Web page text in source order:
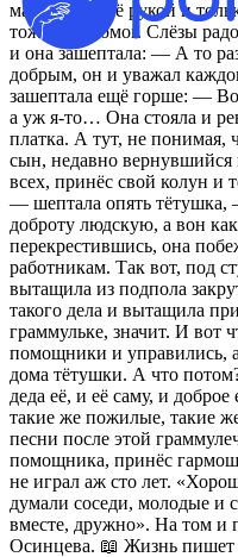
махнул на неё рукой и
тоже мне помог. Слёзы
и она зашептала: — А то
добрым, он и уважал
зашептала ещё горше: —
а уж я‑то… Она стояла и
платка. А тут, не понимая,
сын, недавно вернувшийся
всех, принёс свой колун и
— шептала опять тётушка,
доброту людскую, а вон
перекрестившись, она
работникам. Так вот, под
вытащила из подпола
такого дела и вытащила
граммульке, значит. И вот
помощники и управились,
дома тётушки. А что
деда её, и её саму, и
такие же пожилые, такие
песни после этой
помощника, принёс
не играл аж сто лет.
думали соседи, молодые и
вместе, дружно». На том и
Осинцева. 📖 Жизнь